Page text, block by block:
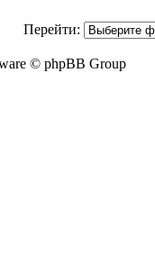
Перейти:
© phpBB Group